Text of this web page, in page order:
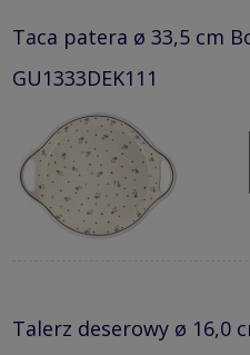
Taca patera ø 33,5 cm
GU1333DEK111
Talerz deserowy ø 16,0